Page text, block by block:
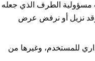
مسؤولية الطرف الذي جعله
وقد نزيل أو نرفض عرض
للمستخدم، وغيرها من